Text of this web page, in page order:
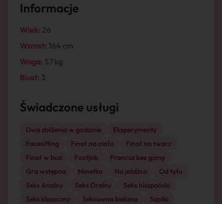
Informacje
Wiek: 26
Wzrost: 164 cm
Waga: 57 kg
Biust: 3
Świadczone usługi
Dwa zbliżenia w godzinie
Eksperymenty
Facesitting
Finał na ciało
Finał na twarz
Finał w buzi
Footjob
Francuz bez gumy
Gra wstępna
Minetka Na jeźdźca
Od tyłu
Seks Analny
Seks Oralny
Seks hiszpański
Seks klasyczny
Seksowna bielizna
Szpilki